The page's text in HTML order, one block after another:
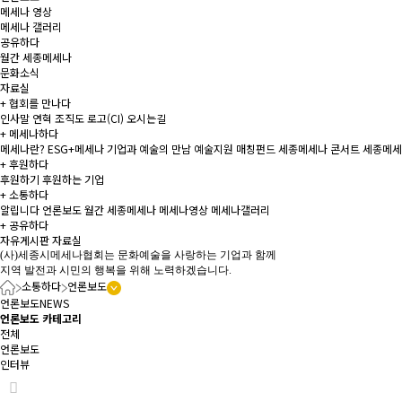
메세나 영상
메세나 갤러리
공유하다
월간 세종메세나
문화소식
자료실
+협회를 만나다
인사말 연혁 조직도로고(CI) 오시는길
+ 메세나하다
메세나란? ESG+메세나기업과 예술의 만남 예술지원 매칭펀드 세종메세나 콘서트 세종메
+후원하다
후원하기 후원하는 기업
+소통하다
알립니다 언론보도월간 세종메세나 메세나영상 메세나갤러리
+ 공유하다
자유게시판자료실
(사)세종시메세나협회는 문화예술을 사랑하는 기업과 함께
지역 발전과 시민의 행복을 위해 노력하겠습니다.
소통하다 언론보도
언론보도NEWS
언론보도 카테고리
전체
언론보도
인터뷰